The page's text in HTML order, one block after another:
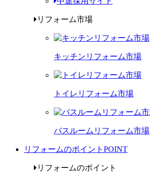
リフォーム市場
キッチンリフォーム市場
トイレリフォーム市場
バスルームリフォーム市場
リフォームのポイント POINT
リフォームのポイント